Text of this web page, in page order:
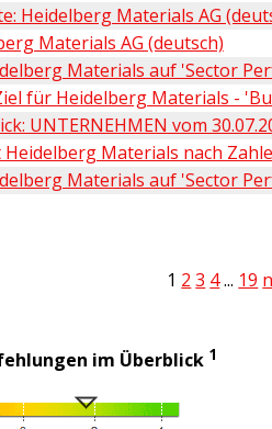
Heidelberg Materials AG
Materials AG (deutsch)
Materials auf 'Sector
für Heidelberg Materials -
UNTERNEHMEN vom
Heidelberg Materials nach
Materials auf 'Sector
1 2 3 4... 19
im Überblick 1